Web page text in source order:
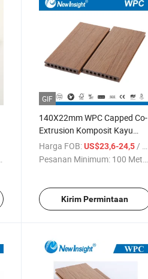
GIF
140X22mm WPC Capped Co-
Extrusion Komposit Kayu
Plastik Dek
Harga FOB: US$23,6-24,5 / Meter persegi
Pesanan Minimum: 100 Meter ...
Kirim Permintaan